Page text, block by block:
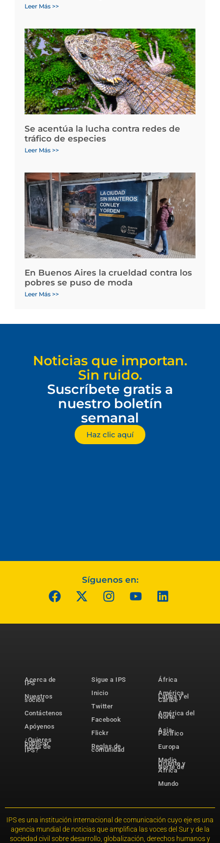
Leer Más >>
Se acentúa la lucha contra redes de
tráfico de especies
Leer Más >>
En Buenos Aires la crueldad contra los
pobres se puso de moda
Leer Más >>
Noticias que importan.
Sin ruido.
Suscríbete gratis a
nuestro boletín
semanal
Haz clic aquí
Síguenos en:
Acerca de
IPS
Nuestros
socios
Contáctenos
Apóyenos
¿Quieres
publicar
notas de
IPS?
Sigue a IPS
Inicio
Twitter
Facebook
Flickr
Reglas de
comunidad
África
América
Latina y el
Caribe
América del
Norte
Asia-
Pacífico
Europa
Medio
Oriente y
Norte de
África
Mundo
IPS es una institución internacional de comunicación cuyo eje es una
agencia mundial de noticias que amplifica las voces del Sur y de la
sociedad civil sobre desarrollo, globalización, derechos humanos y